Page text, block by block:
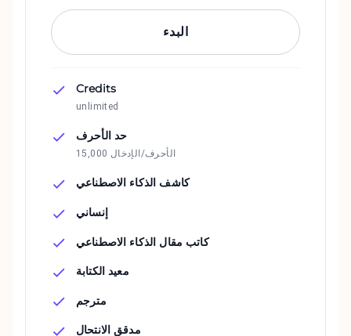
البدء
Credits
unlimited
حد الأحرف
15,000 الأحرف/الإدخال
كاشف الذكاء الاصطناعي
إنساني
كاتب مقال الذكاء الاصطناعي
معيد الكتابة
مترجم
مدقق الانتحال